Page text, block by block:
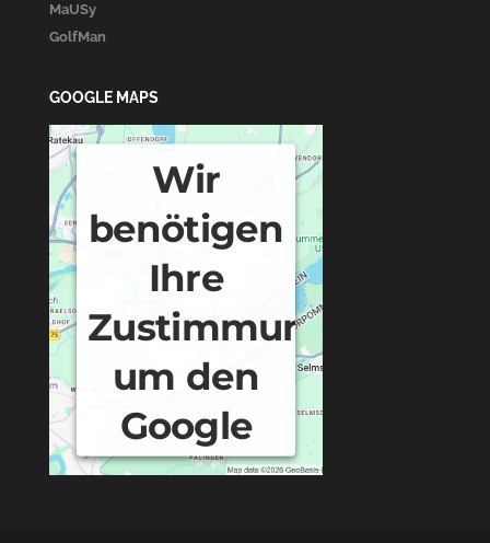
MaUSy
GolfMan
GOOGLE MAPS
Wir
benötigen
Ihre
Zustimmung,
um den
Google
Maps-